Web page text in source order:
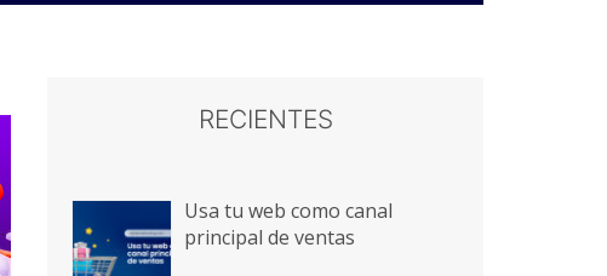
RECIENTES
Usa tu web como canal
principal de ventas